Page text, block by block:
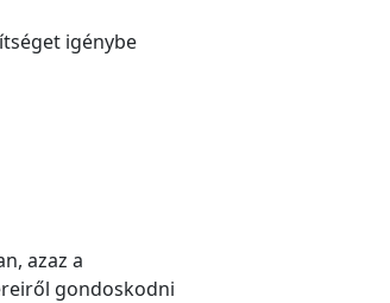
igénybe
azaz a
gondoskodni